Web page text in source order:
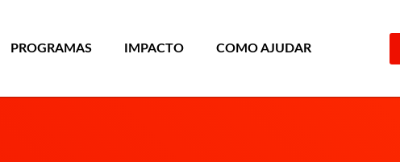
PROGRAMAS IMPACTO COMO AJUDAR